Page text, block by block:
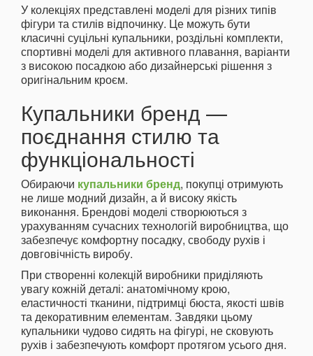
У колекціях представлені моделі для різних типів
фігури та стилів відпочинку. Це можуть бути
класичні суцільні купальники, роздільні комплекти,
спортивні моделі для активного плавання, варіанти
з високою посадкою або дизайнерські рішення з
оригінальним кроєм.
Купальники бренд —
поєднання стилю та
функціональності
Обираючи купальники бренд, покупці отримують
не лише модний дизайн, а й високу якість
виконання. Брендові моделі створюються з
урахуванням сучасних технологій виробництва, що
забезпечує комфортну посадку, свободу рухів і
довговічність виробу.
При створенні колекцій виробники приділяють
увагу кожній деталі: анатомічному крою,
еластичності тканини, підтримці бюста, якості швів
та декоративним елементам. Завдяки цьому
купальники чудово сидять на фігурі, не сковують
рухів і забезпечують комфорт протягом усього дня.